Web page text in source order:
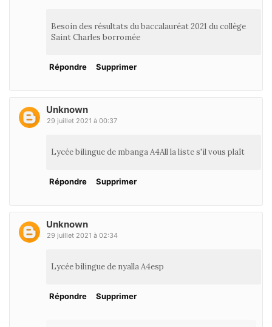
Besoin des résultats du baccalauréat 2021 du collège
Saint Charles borromée
Répondre Supprimer
Unknown
29 juillet 2021 à 00:37
Lycée bilingue de mbanga A4All la liste s'il vous plaît
Répondre Supprimer
Unknown
29 juillet 2021 à 02:34
Lycée bilingue de nyalla A4esp
Répondre Supprimer